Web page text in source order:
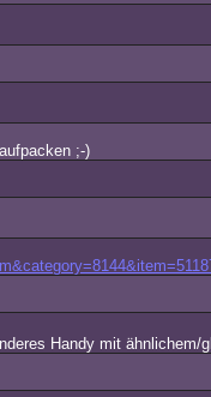
;-)
Handy mit